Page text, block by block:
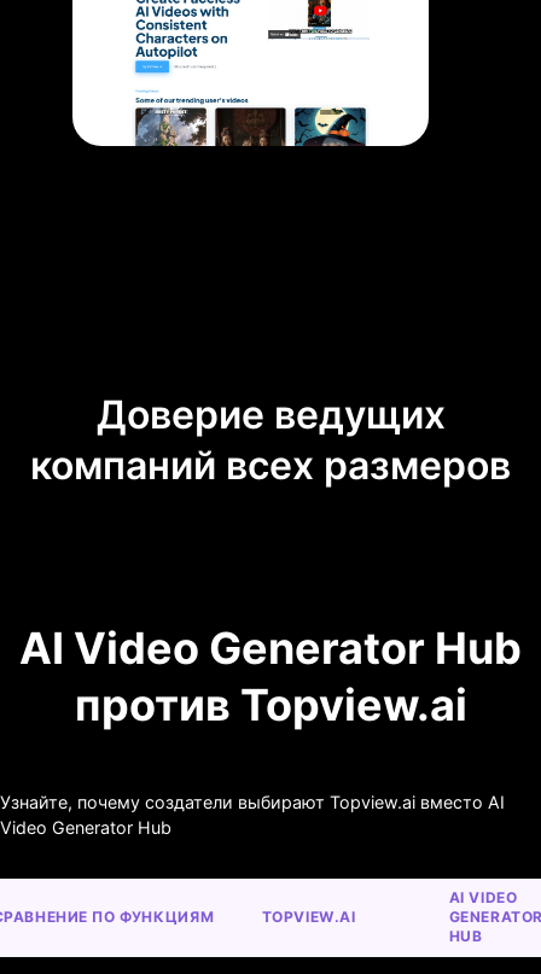
Доверие ведущих
компаний всех размеров
AI Video Generator Hub
против Topview.ai
Узнайте, почему создатели выбирают Topview.ai вместо AI
Video Generator Hub
ПО ФУНКЦИЯМ TOPVIEW.AI
AI VIDEO
HUB